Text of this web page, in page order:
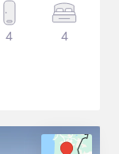
4 4